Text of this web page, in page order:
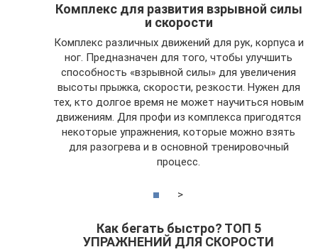
Комплекс для развития взрывной силы
и скорости
Комплекс различных движений для рук, корпуса и
ног. Предназначен для того, чтобы улучшить
способность «взрывной силы» для увеличения
высоты прыжка, скорости, резкости. Нужен для
тех, кто долгое время не может научиться новым
движениям. Для профи из комплекса пригодятся
некоторые упражнения, которые можно взять
для разогрева и в основной тренировочный
процесс.
>
Как бегать быстро? ТОП 5
УПРАЖНЕНИЙ ДЛЯ СКОРОСТИ